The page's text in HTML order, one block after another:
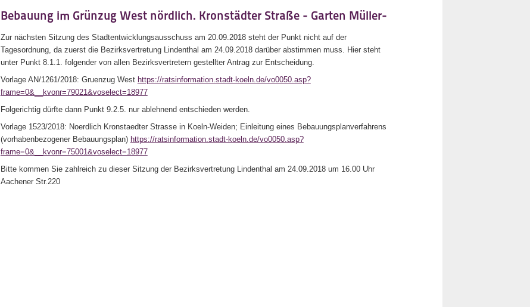
Bebauung im Grünzug West nördlich. Kronstädter Straße - Garten Müller-
Zur nächsten Sitzung des Stadtentwicklungsausschuss am 20.09.2018 steht der Punkt nicht auf der
Tagesordnung, da zuerst die Bezirksvertretung Lindenthal am 24.09.2018 darüber abstimmen muss. Hier steht
unter Punkt 8.1.1. folgender von allen Bezirksvertretern gestellter Antrag zur Entscheidung.
Vorlage AN/1261/2018: Gruenzug West https://ratsinformation.stadt-koeln.de/vo0050.asp?
frame=0&__kvonr=79021&voselect=18977
Folgerichtig dürfte dann Punkt 9.2.5. nur ablehnend entschieden werden.
Vorlage 1523/2018: Noerdlich Kronstaedter Strasse in Koeln-Weiden; Einleitung eines Bebauungsplanverfahrens
(vorhabenbezogener Bebauungsplan) https://ratsinformation.stadt-koeln.de/vo0050.asp?
frame=0&__kvonr=75001&voselect=18977
Bitte kommen Sie zahlreich zu dieser Sitzung der Bezirksvertretung Lindenthal am 24.09.2018 um 16.00 Uhr
Aachener Str.220